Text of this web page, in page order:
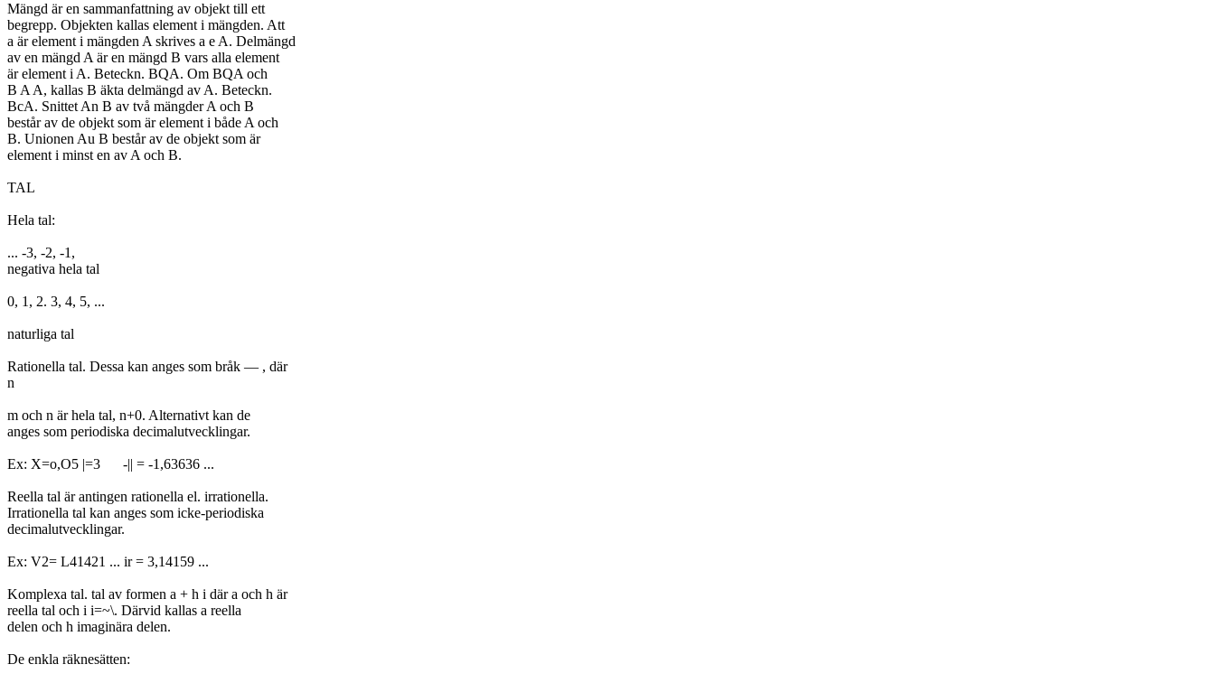
Mängd är en sammanfattning av objekt till ett
begrepp. Objekten kallas element i mängden. Att
a är element i mängden A skrives a e A. Delmängd
av en mängd A är en mängd B vars alla element
är element i A. Beteckn. BQA. Om BQA och
B A A, kallas B äkta delmängd av A. Beteckn.
BcA. Snittet An B av två mängder A och B
består av de objekt som är element i både A och
B. Unionen Au B består av de objekt som är
element i minst en av A och B.
TAL
Hela tal:
... -3, -2, -1,
negativa hela tal
0, 1, 2. 3, 4, 5, ...
naturliga tal
Rationella tal. Dessa kan anges som bråk — , där
n
m och n är hela tal, n+0. Alternativt kan de
anges som periodiska decimalutvecklingar.
Ex: X=o,O5 |=3	-|| = -1,63636 ...
Reella tal är antingen rationella el. irrationella.
Irrationella tal kan anges som icke-periodiska
decimalutvecklingar.
Ex: V2= L41421 ... ir = 3,14159 ...
Komplexa tal. tal av formen a + h i där a och h är
reella tal och i i=~\. Därvid kallas a reella
delen och h imaginära delen.
De enkla räknesätten: